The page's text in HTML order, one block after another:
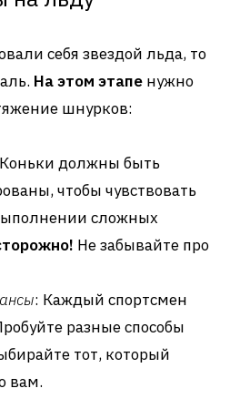
себя звездой льда, то
На этом этапе нужно
шнурков:
должны быть
чтобы чувствовать
сложных
Не забывайте про
: Каждый спортсмен
разные способы
тот, который
вам.